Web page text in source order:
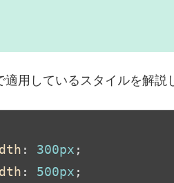
適用しているスタイルを解説
: 300px ;
: 500px ;